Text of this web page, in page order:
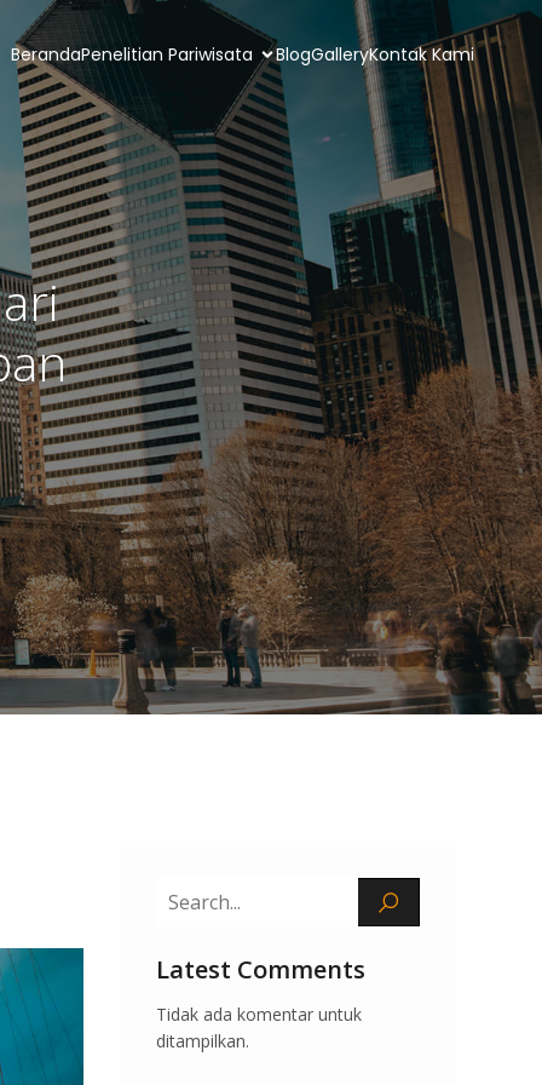
BerandaPenelitian Pariwisata BlogGalleryKontak Kami
Latest Comments
Tidak ada komentar untuk
ditampilkan.